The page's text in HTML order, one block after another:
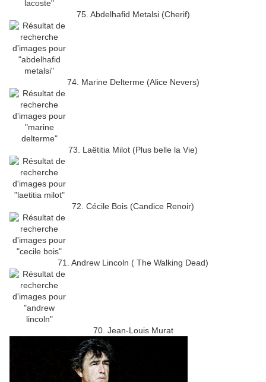
75. Abdelhafid Metalsi (Cherif)
74. Marine Delterme (Alice Nevers)
73. Laëtitia Milot (Plus belle la Vie)
72. Cécile Bois (Candice Renoir)
71. Andrew Lincoln ( The Walking Dead)
70. Jean-Louis Murat